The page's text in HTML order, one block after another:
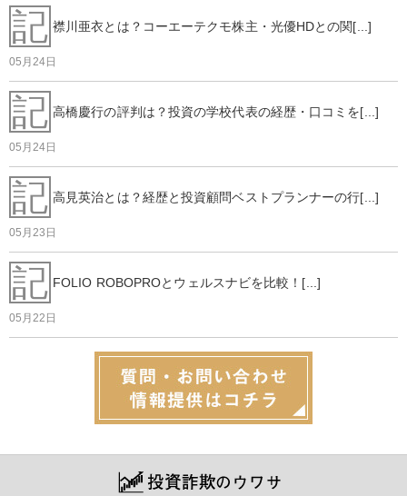
記 襟川亜衣とは？コーエーテクモ株主・光優HDとの関[...]
05月24日
記 高橋慶行の評判は？投資の学校代表の経歴・口コミを[...]
05月24日
記 高見英治とは？経歴と投資顧問ベストプランナーの行[...]
05月23日
記 FOLIO ROBOPROとウェルスナビを比較！[...]
05月22日